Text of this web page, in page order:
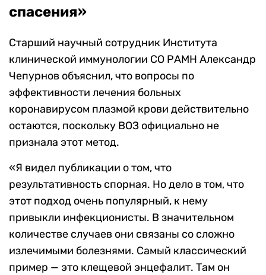
спасения»
Старший научный сотрудник Института
клинической иммунологии СО РАМН Александр
Чепурнов объяснил, что вопросы по
эффективности лечения больных
коронавирусом плазмой крови действительно
остаются, поскольку ВОЗ официально не
признала этот метод.
«Я видел публикации о том, что
результативность спорная. Но дело в том, что
этот подход очень популярный, к нему
привыкли инфекционисты. В значительном
количестве случаев они связаны со сложно
излечимыми болезнями. Самый классический
пример — это клещевой энцефалит. Там он